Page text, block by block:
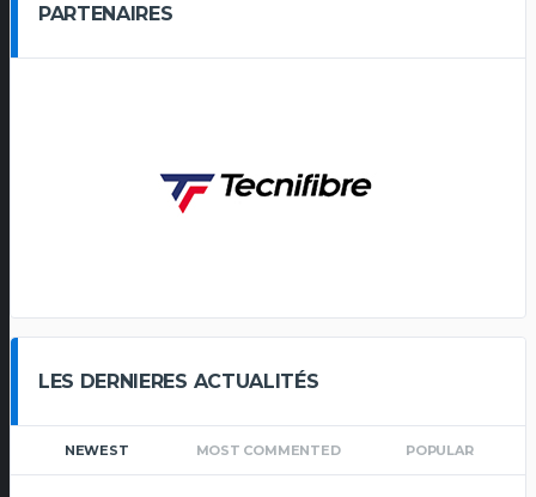
PARTENAIRES
LES DERNIERES ACTUALITÉS
NEWEST MOST COMMENTED POPULAR